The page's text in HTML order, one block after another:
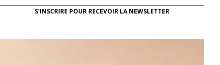
S'INSCRIRE POUR RECEVOIR LA NEWSLETTER